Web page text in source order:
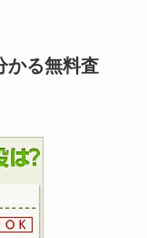
かる無料査